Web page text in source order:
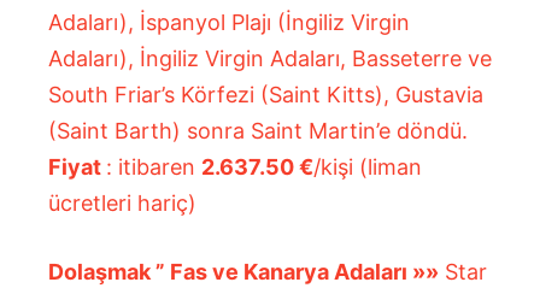
Adaları), İspanyol Plajı (İngiliz Virgin
Adaları), İngiliz Virgin Adaları, Basseterre ve
South Friar’s Körfezi (Saint Kitts), Gustavia
(Saint Barth) sonra Saint Martin’e döndü.
Fiyat : itibaren 2.637.50 €/kişi (liman
ücretleri hariç)
Dolaşmak ” Fas ve Kanarya Adaları »» Star